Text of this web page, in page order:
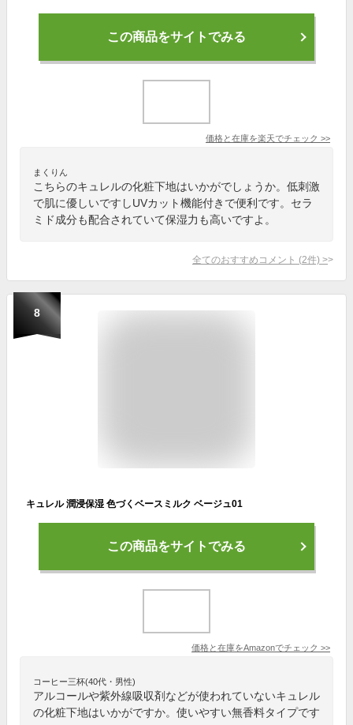
この商品をサイトでみる
価格と在庫を楽天でチェック >>
まくりん
こちらのキュレルの化粧下地はいかがでしょうか。低刺激
で肌に優しいですしUVカット機能付きで便利です。セラ
ミド成分も配合されていて保湿力も高いですよ。
全てのおすすめコメント (2件) >
8
キュレル 潤浸保湿 色づくベースミルク ベージュ01
この商品をサイトでみる
価格と在庫をAmazonでチェック >>
コーヒー三杯(40代・男性)
アルコールや紫外線吸収剤などが使われていないキュレル
の化粧下地はいかがですか。使いやすい無香料タイプです